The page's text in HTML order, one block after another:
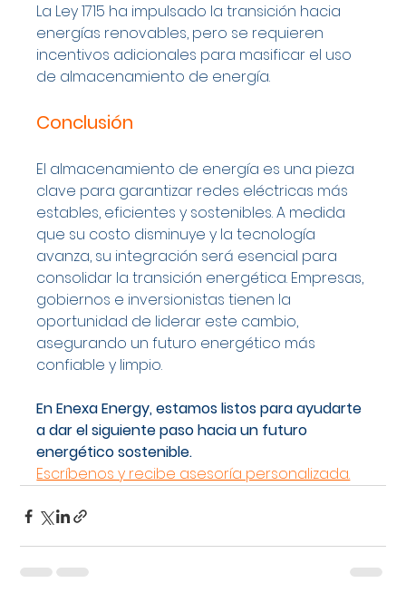
La Ley 1715 ha impulsado la transición hacia
energías renovables, pero se requieren
incentivos adicionales para masificar el uso
de almacenamiento de energía.
Conclusión
El almacenamiento de energía es una pieza
clave para garantizar redes eléctricas más
estables, eficientes y sostenibles. A medida
que su costo disminuye y la tecnología
avanza, su integración será esencial para
consolidar la transición energética. Empresas,
gobiernos e inversionistas tienen la
oportunidad de liderar este cambio,
asegurando un futuro energético más
confiable y limpio.
En Enexa Energy, estamos listos para ayudarte
a dar el siguiente paso hacia un futuro
energético sostenible.
Escríbenos y recibe asesoría personalizada.